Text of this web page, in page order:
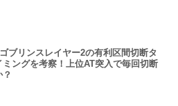
ブリンスレイヤー2の有利区間切断タ
ミングを考察！上位AT突入で毎回切断
？